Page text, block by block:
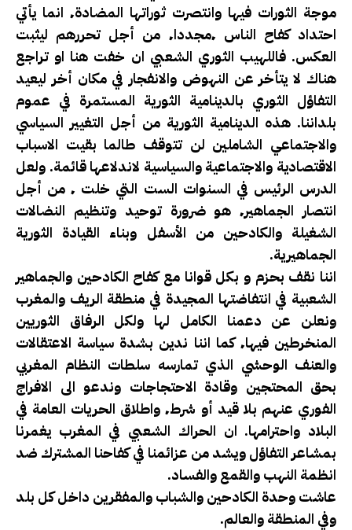
موجة الثورات فيها وانتصرت ثوراتها المضادة٬ انما يأتي
احتداد كفاح الناس ٬مجددا٬ من أجل تحررهم ليثبت
العكس. فاللهيب الثوري الشعبي ان خفت هنا او تراجع
هناك لا يتأخر عن النهوض والانفجار في مكان أخر ليعيد
التفاؤل الثوري بالدينامية الثورية المستمرة في عموم
بلداننا. هذه الدينامية الثورية من أجل التغيير السياسي
والاجتماعي الشاملين لن تتوقف طالما بقيت الاسباب
الاقتصادية والاجتماعية والسياسية لاندلاعها قائمة. ولعل
الدرس الرئيس في السنوات الست التي خلت ٬ من أجل
انتصار الجماهير٬ هو ضرورة توحيد وتنظيم النضالات
الشغيلة والكادحين من الأسفل وبناء القيادة الثورية
الجماهيرية.
اننا نقف بحزم و بكل قوانا مع كفاح الكادحين والجماهير
الشعبية في انتفاضتها المجيدة في منطقة الريف والمغرب
ونعلن عن دعمنا الكامل لها ولكل الرفاق الثوريين
المنخرطين فيها٬ كما اننا ندين بشدة سياسة الاعتقالات
والعنف الوحشي الذي تمارسه سلطات النظام المغربي
بحق المحتجين وقادة الاحتجاجات وندعو الى الافراج
الفوري عنهم بلا قيد أو شرط٬ واطلاق الحريات العامة في
البلاد واحترامها. ان الحراك الشعبي في المغرب يغمرنا
بمشاعر التفاؤل ويشد من عزائمنا في كفاحنا المشترك ضد
انظمة النهب والقمع والفساد.
عاشت وحدة الكادحين والشباب والمفقرين داخل كل بلد
وفي المنطقة والعالم.